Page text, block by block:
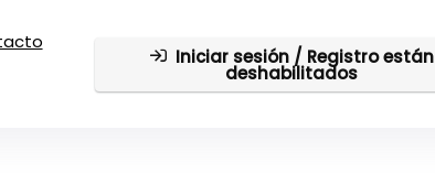
Iniciar sesión / Registro están
deshabilitados